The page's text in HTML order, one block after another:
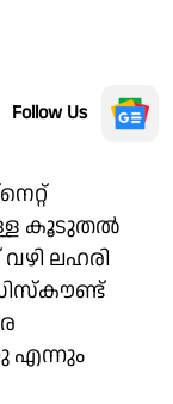
Follow Us
കൂടുതൽ
ലഹരി
എന്നും